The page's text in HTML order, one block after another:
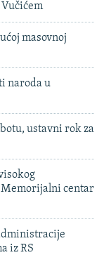
Vučićem
masovnoj
naroda u
ustavni rok za
Memorijalni centar
iz RS